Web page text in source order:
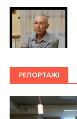
РЕПОРТАЖІ